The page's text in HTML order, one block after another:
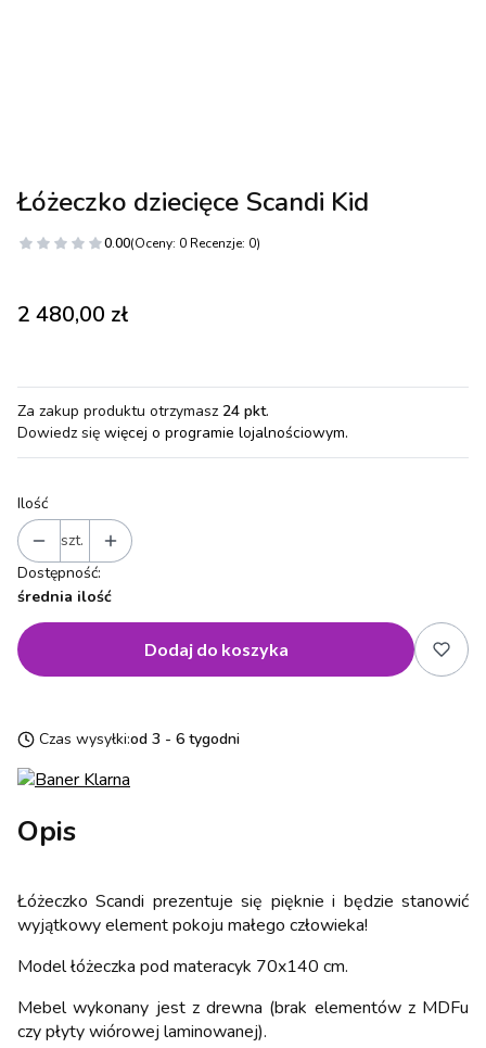
Łóżeczko dziecięce Scandi Kid
0.00(Oceny: 0 Recenzje: 0)
Cena
2 480,00 zł
Za zakup produktu otrzymasz 24 pkt.
Dowiedz się więcej o programie lojalnościowym.
Ilość
szt.
Dostępność:
średnia ilość
Dodaj do koszyka
Czas wysyłki:od 3 - 6 tygodni
Opis
Łóżeczko Scandi prezentuje się pięknie i będzie stanowić
wyjątkowy element pokoju małego człowieka!
Model łóżeczka pod materacyk 70x140 cm.
Mebel wykonany jest z drewna (brak elementów z MDFu
czy płyty wiórowej laminowanej).